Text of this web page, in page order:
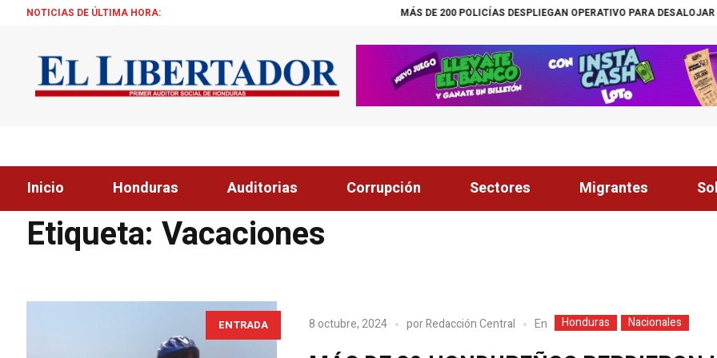
NOTICIAS DE ÚLTIMA HORA: MÁS DE 200 POLICÍAS DESPLIEGAN OPERATIVO PARA DESALOJAR A 84
Inicio Honduras Auditorias Corrupción Sectores Migrantes
Etiqueta:Vacaciones
ENTRADA 8 octubre, 2024 porRedacción Central En Honduras Nacionales